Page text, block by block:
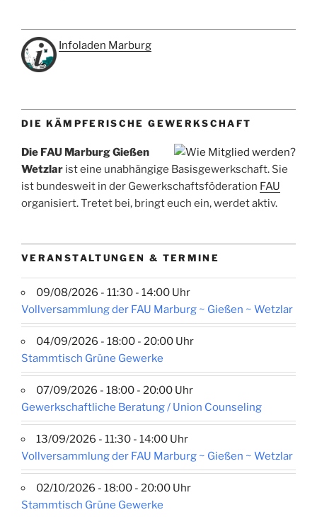
Infoladen Marburg
DIE KÄMPFERISCHE GEWERKSCHAFT
Die FAU Marburg Gießen
Wetzlar ist eine unabhängige Basisgewerkschaft. Sie
ist bundesweit in der Gewerkschaftsföderation FAU
organisiert. Tretet bei, bringt euch ein, werdet aktiv.
VERANSTALTUNGEN & TERMINE
09/08/2026 - 11:30 - 14:00 Uhr
Vollversammlung der FAU Marburg ~ Gießen ~ Wetzlar
04/09/2026 - 18:00 - 20:00 Uhr
Stammtisch Grüne Gewerke
07/09/2026 - 18:00 - 20:00 Uhr
Gewerkschaftliche Beratung / Union Counseling
13/09/2026 - 11:30 - 14:00 Uhr
Vollversammlung der FAU Marburg ~ Gießen ~ Wetzlar
02/10/2026 - 18:00 - 20:00 Uhr
Stammtisch Grüne Gewerke